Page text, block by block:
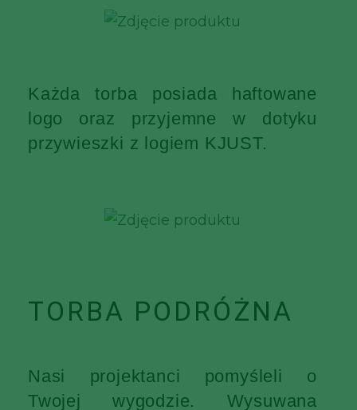
Każda torba posiada haftowane
logo oraz przyjemne w dotyku
przywieszki z logiem KJUST.
TORBA PODRÓŻNA
Nasi projektanci pomyśleli o
Twojej wygodzie. Wysuwana